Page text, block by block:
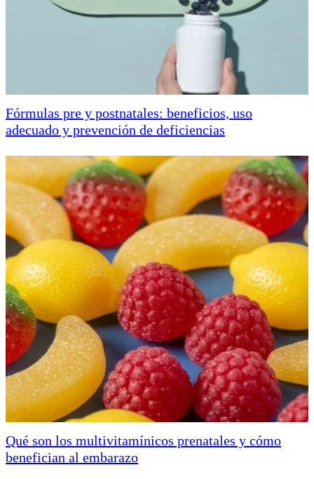
Fórmulas pre y postnatales: beneficios, uso
adecuado y prevención de deficiencias
Qué son los multivitamínicos prenatales y cómo
benefician al embarazo